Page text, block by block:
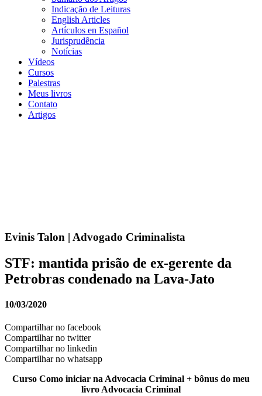
Indicação de Leituras
English Articles
Artículos en Español
Jurisprudência
Notícias
Vídeos
Cursos
Palestras
Meus livros
Contato
Artigos
Evinis Talon | Advogado Criminalista
STF: mantida prisão de ex-gerente da
Petrobras condenado na Lava-Jato
10/03/2020
Compartilhar no facebook
Compartilhar no twitter
Compartilhar no linkedin
Compartilhar no whatsapp
Curso Como iniciar na Advocacia Criminal + bônus do meu
livro Advocacia Criminal